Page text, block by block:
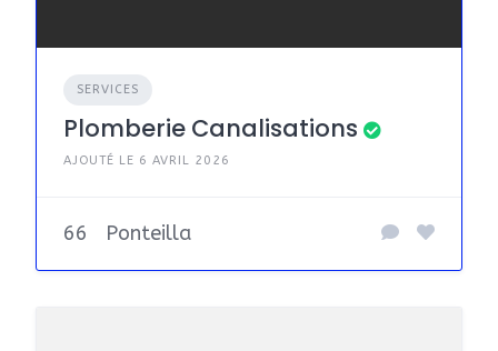
SERVICES
Plomberie Canalisations
AJOUTÉ LE 6 AVRIL 2026
66 Ponteilla